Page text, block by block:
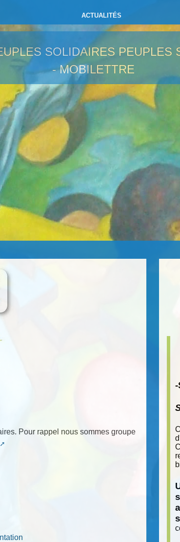
ACTUALITÉS
SOLIDAIRES PEUPLES
- MOBILETTRE
Pour rappel nous sommes groupe